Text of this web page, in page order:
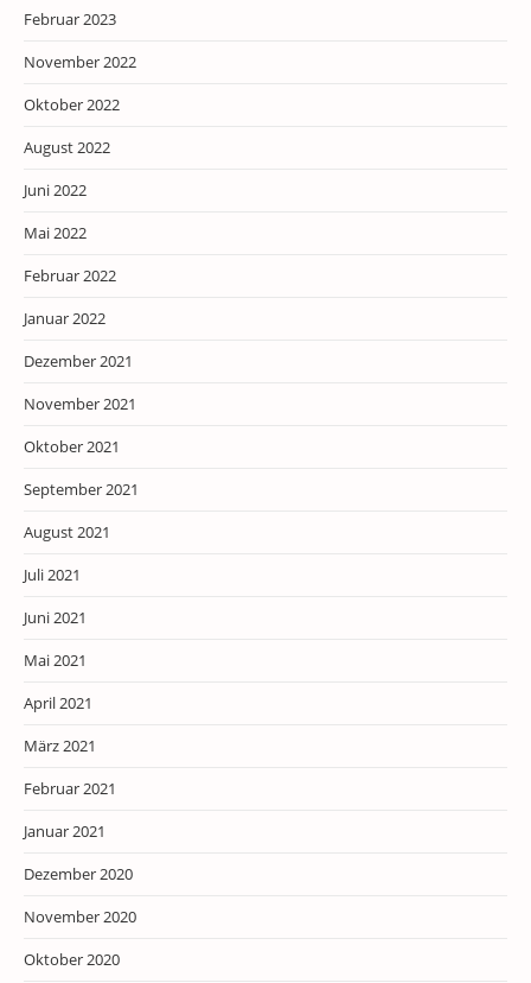
Februar 2023
November 2022
Oktober 2022
August 2022
Juni 2022
Mai 2022
Februar 2022
Januar 2022
Dezember 2021
November 2021
Oktober 2021
September 2021
August 2021
Juli 2021
Juni 2021
Mai 2021
April 2021
März 2021
Februar 2021
Januar 2021
Dezember 2020
November 2020
Oktober 2020